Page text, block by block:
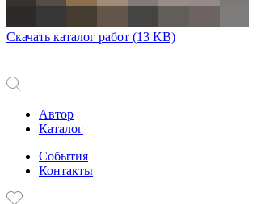
Скачать каталог работ (13 KB)
Автор
Каталог
События
Контакты